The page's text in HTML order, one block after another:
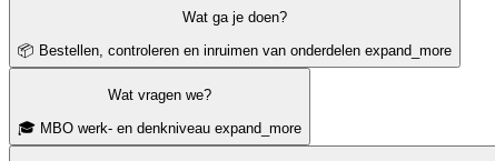
Wat ga je doen?
📦 Bestellen, controleren en inruimen van onderdelen expand_more
Wat vragen we?
🎓 MBO werk- en denkniveau expand_more